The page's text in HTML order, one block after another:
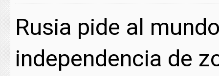
Rusia pide al
independencia de